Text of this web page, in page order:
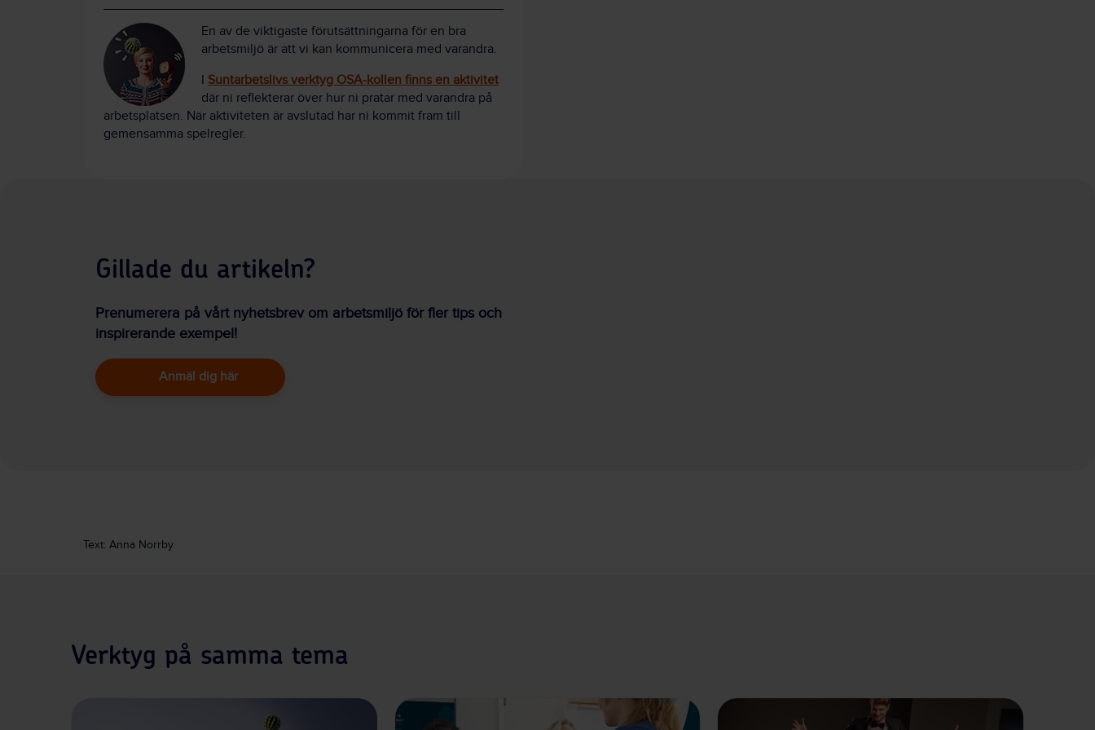
En av de viktigaste förutsättningarna för en bra
arbetsmiljö är att vi kan kommunicera med varandra.
I Suntarbetslivs verktyg OSA-kollen finns en aktivitet
där ni reflekterar över hur ni pratar med varandra på
arbetsplatsen. När aktiviteten är avslutad har ni kommit fram till
gemensamma spelregler.
Gillade du artikeln?
Prenumerera på vårt nyhetsbrev om arbetsmiljö för fler tips och
inspirerande exempel!
Anmäl dig här
Text: Anna Norrby
Verktyg på samma tema